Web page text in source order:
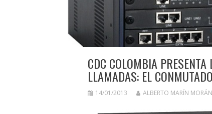
CDC COLOMBIA
LLAMADAS: EL
14/01/2013 ALBERTO MARÍN MORÁN